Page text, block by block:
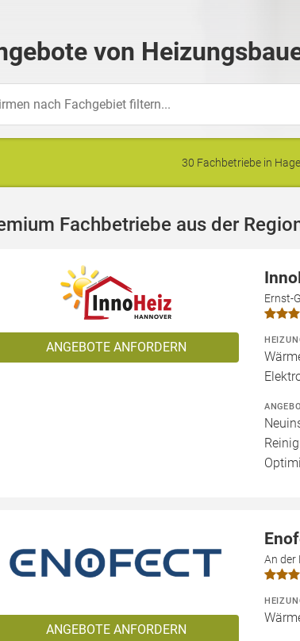
von
30 Fachbetriebe in
Fachbetriebe aus der
ANGEBOTE ANFORDERN
Ernst-
ANGEBOTE ANFORDERN
An der